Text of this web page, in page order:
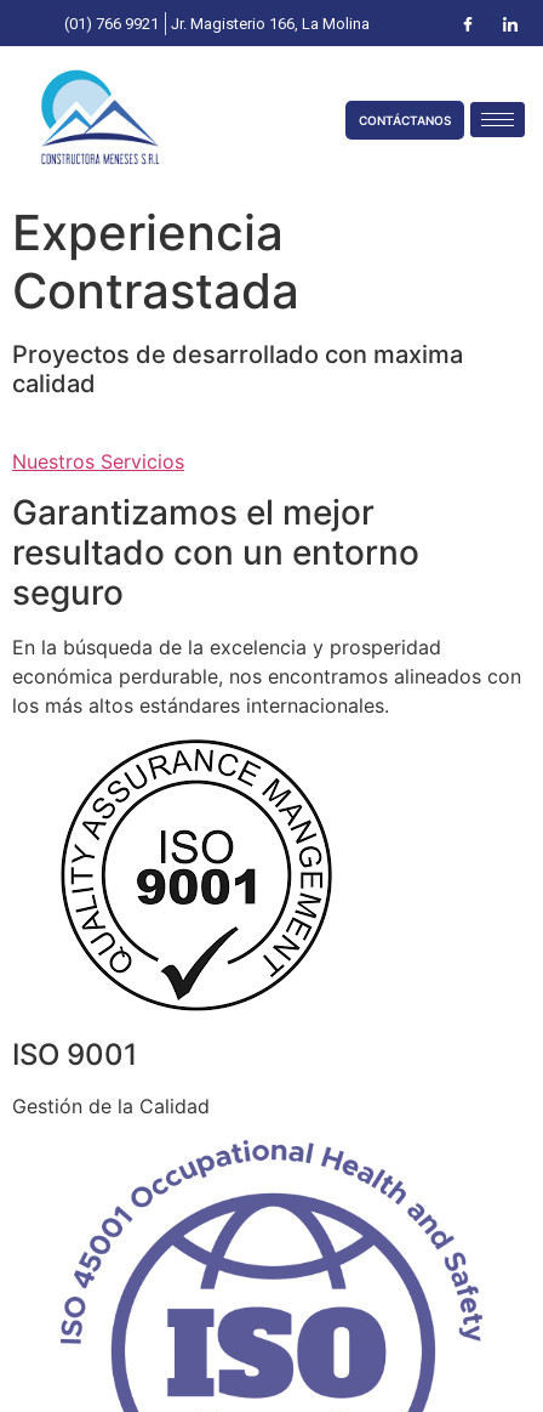
(01) 766 9921 Jr. Magisterio 166, La Molina
CONTÁCTANOS
Experiencia
Contrastada
Proyectos de desarrollado con maxima
calidad
Nuestros Servicios
Garantizamos el mejor
resultado con un entorno
seguro
En la búsqueda de la excelencia y prosperidad
económica perdurable, nos encontramos alineados con
los más altos estándares internacionales.
ISO 9001
Gestión de la Calidad